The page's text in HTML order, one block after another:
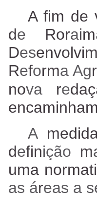
A fim de
de Roraim
Des
Reforma Ag
nova re
A
definição m
uma
as áreas a